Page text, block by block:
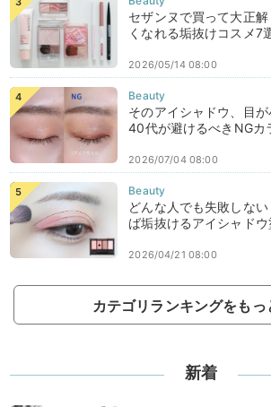
セザンヌで買って大正
くなれる垢抜けコスメ7
2026/05/14 08:00
そのアイシャドウ、目が
40代が避けるべきNGカ
2026/07/04 08:00
どんな人でも失敗しな
ば垢抜けるアイシャド
2026/04/21 08:00
カテゴリランキングをもっ
新着